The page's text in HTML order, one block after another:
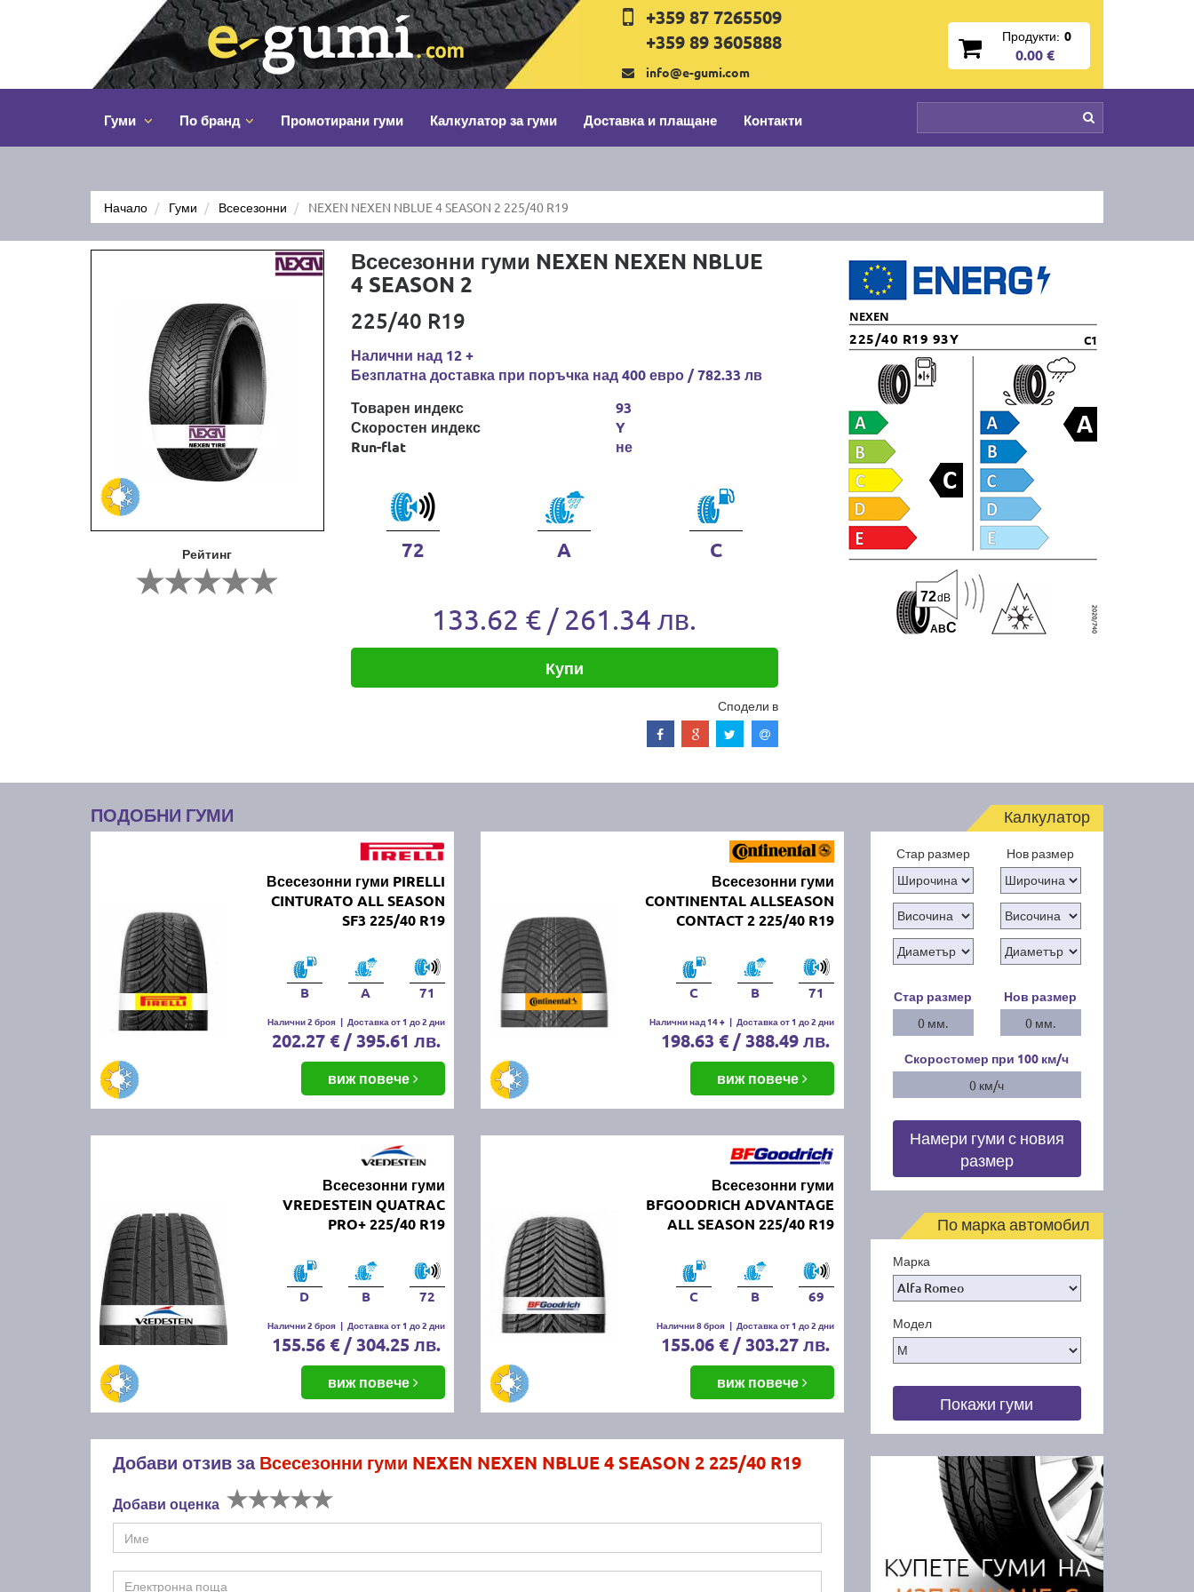
+359 87 7265509
+359 89 3605888
info@e-gumi.com
Продукти: 0
0.00 €
Гуми По бранд Промотирани гуми Калкулатор за гуми Доставка и плащане Контакти
Начало Гуми Всесезонни NEXEN NEXEN NBLUE 4 SEASON 2 225/40 R19
Рейтинг
Всесезонни гуми NEXEN NEXEN NBLUE
4 SEASON 2
225/40 R19
Налични над 12 +
Безплатна доставка при поръчка над 400 евро / 782.33 лв
Товарен индекс
Скоростен индекс
Run-flat
93
Y
не
72 A C
133.62 € / 261.34 лв.
Купи
Сподели в
NEXEN
225/40 R19 93Y C1
A BC
72dB
ПОДОБНИ ГУМИ
Всесезонни гуми PIRELLI
CINTURATO ALL SEASON
SF3 225/40 R19
B A 71
Налични 2 броя | Доставка от 1 до 2 дни
202.27 € / 395.61 лв.
виж повече
Всесезонни гуми
CONTINENTAL ALLSEASON
CONTACT 2 225/40 R19
C B 71
Налични над 14 + | Доставка от 1 до 2 дни
198.63 € / 388.49 лв.
виж повече
Всесезонни гуми
VREDESTEIN QUATRAC
PRO+ 225/40 R19
D B 72
Налични 2 броя | Доставка от 1 до 2 дни
155.56 € / 304.25 лв.
виж повече
Всесезонни гуми
BFGOODRICH ADVANTAGE
ALL SEASON 225/40 R19
C B 69
Налични 8 броя | Доставка от 1 до 2 дни
155.06 € / 303.27 лв.
виж повече
Добави отзив заВсесезонни гуми NEXEN NEXEN NBLUE 4 SEASON 2 225/40 R19
Добави оценка
Калкулатор
Стар размер Нов размер
Стар размер
0 мм.
Нов размер
0 мм.
Скоростомер при 100 км/ч
0 км/ч
Намери гуми с новия
размер
По марка автомобил
Марка
Модел
Покажи гуми